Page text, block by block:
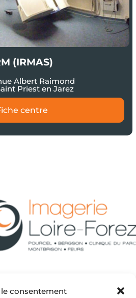
le consentement
(IRMAS)
Albert Raimond
Priest en Jarez
centre